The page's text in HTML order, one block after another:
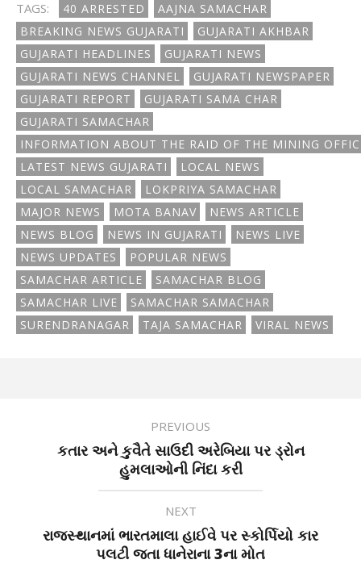
TAGS: 40 ARRESTED
AAJNA SAMACHAR
BREAKING NEWS GUJARATI
GUJARATI AKHBAR
GUJARATI HEADLINES
GUJARATI NEWS
GUJARATI NEWS CHANNEL
GUJARATI NEWSPAPER
GUJARATI REPORT
GUJARATI SAMA CHAR
GUJARATI SAMACHAR
INFORMATION ABOUT THE RAID OF THE MINING
LATEST NEWS GUJARATI
LOCAL NEWS
LOCAL SAMACHAR
LOKPRIYA SAMACHAR
MAJOR NEWS
MOTA BANAV
NEWS ARTICLE
NEWS BLOG
NEWS IN GUJARATI
NEWS LIVE
NEWS UPDATES
POPULAR NEWS
SAMACHAR ARTICLE
SAMACHAR BLOG
SAMACHAR LIVE
SAMACHAR SAMACHAR
SURENDRANAGAR
TAJA SAMACHAR VIRAL NEWS
PREVIOUS
કતાર અને કુવૈતે સાઉદી અરેબિયા પર ડ્રોન
હુમલાઓની નિંદા કરી
NEXT
રાજસ્થાનમાં ભારતમાલા હાઈવે પર સ્કોર્પિયો કાર
પલટી જતા ધાનેરાના 3ના મોત